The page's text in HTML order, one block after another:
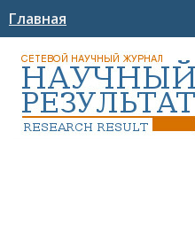
Главная